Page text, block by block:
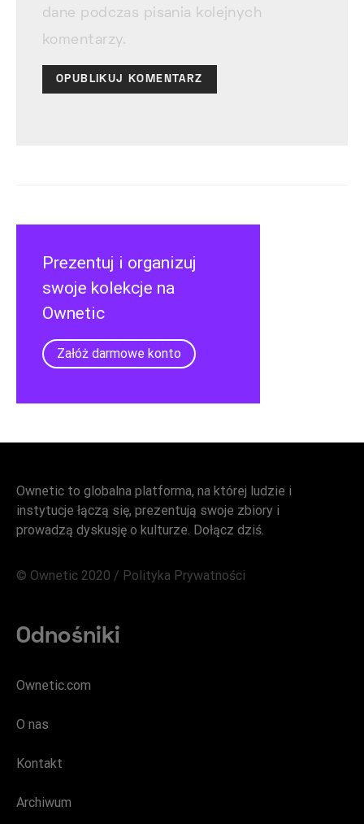
dane podczas pisania kolejnych
komentarzy.
Prezentuj i organizuj
swoje kolekcje na
Ownetic
Załóż darmowe konto
Ownetic to globalna platforma, na której ludzie i
instytucje łączą się, prezentują swoje zbiory i
prowadzą dyskusję o kulturze. Dołącz dziś.
© Ownetic 2020 / Polityka Prywatności
Odnośniki
Ownetic.com
O nas
Kontakt
Archiwum